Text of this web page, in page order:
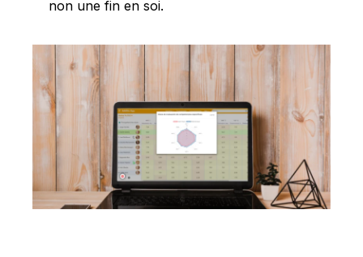
non une fin en soi.